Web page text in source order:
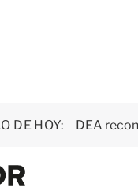
DE HOY: DEA
E
x